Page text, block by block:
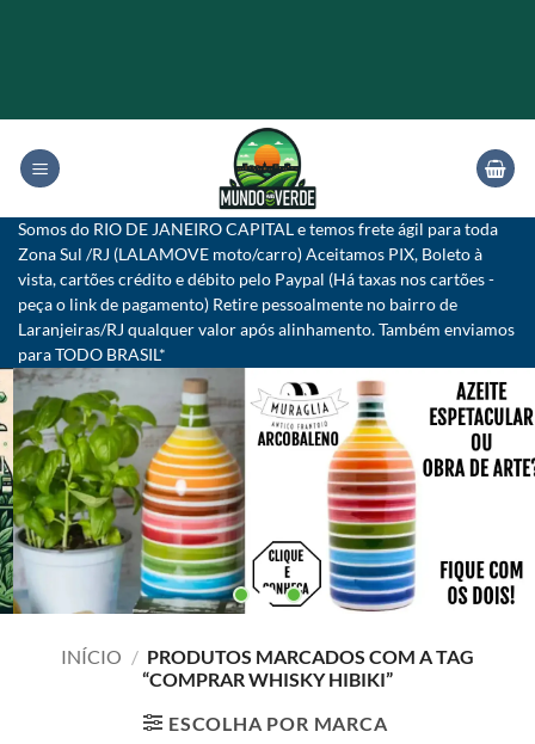
content
Somos do RIO DE JANEIRO CAPITAL e temos frete ágil para toda
Zona Sul /RJ (LALAMOVE moto/carro) Aceitamos PIX, Boleto à
vista, cartões crédito e débito pelo Paypal (Há taxas nos cartões -
peça o link de pagamento) Retire pessoalmente no bairro de
Laranjeiras/RJ qualquer valor após alinhamento. Também enviamos
para TODO BRASIL*
INÍCIO / PRODUTOS MARCADOS COM A TAG
“COMPRAR WHISKY HIBIKI”
ESCOLHA POR MARCA